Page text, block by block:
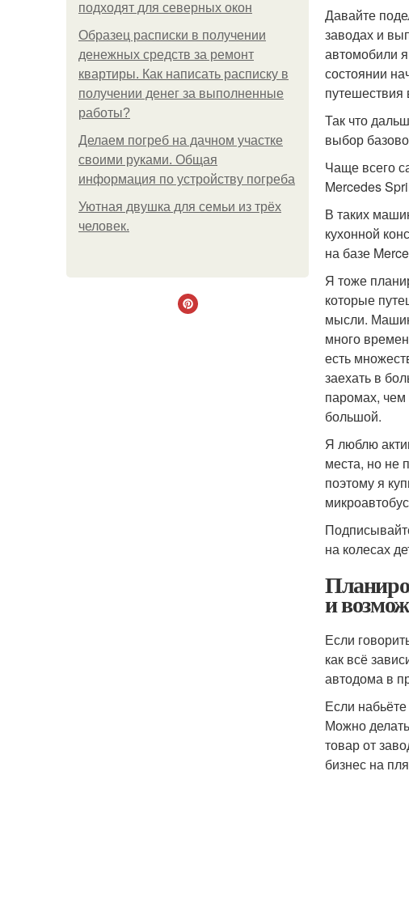
подходят для северных окон
Образец расписки в получении
денежных средств за ремонт
квартиры. Как написать расписку в
получении денег за выполненные
работы?
Делаем погреб на дачном участке
своими руками. Общая
информация по устройству погреба
Уютная двушка для семьи из трёх
человек.
Давайте
заводах и
автомобили
состоянии
путешествия
Так что
выбор
Чаще всего
Mercedes
В таких
кухонной
на базе
Я тоже
которые
мысли.
много
есть
заехать в
паромах,
большой.
Я люблю
места, но не
поэтому я
на колесах
и
Если
как всё
автодома в
Если
Можно
товар от
бизнес на